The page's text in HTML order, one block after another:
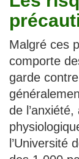
Malgré ces
comporte
garde
de
l’Université